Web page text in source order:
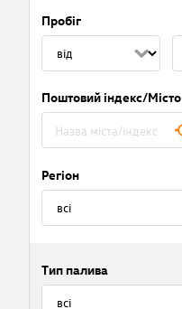
Пробіг
Поштовий індекс/Місто
Регіон
Тип палива